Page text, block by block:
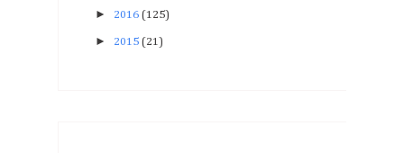
► 2016 (125)
► 2015 (21)